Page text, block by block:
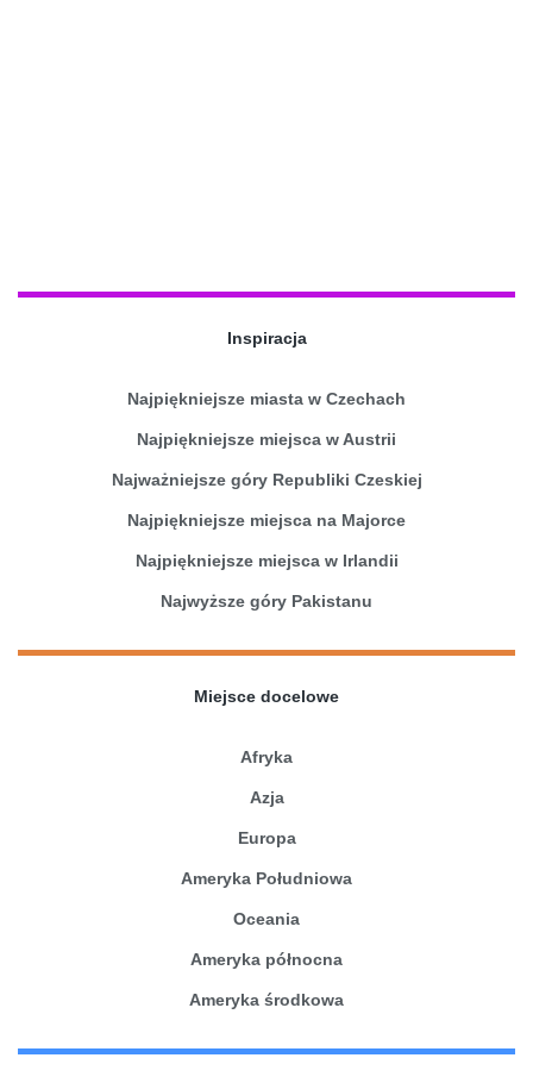
Inspiracja
Najpiękniejsze miasta w Czechach
Najpiękniejsze miejsca w Austrii
Najważniejsze góry Republiki Czeskiej
Najpiękniejsze miejsca na Majorce
Najpiękniejsze miejsca w Irlandii
Najwyższe góry Pakistanu
Miejsce docelowe
Afryka
Azja
Europa
Ameryka Południowa
Oceania
Ameryka północna
Ameryka środkowa